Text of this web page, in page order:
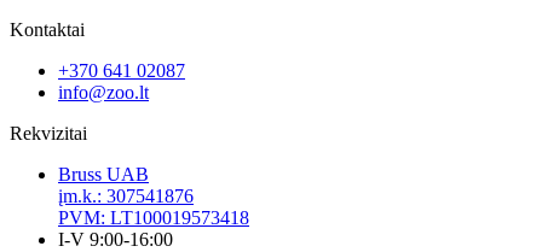
Kontaktai
+370 641 02087
info@zoo.lt
Rekvizitai
Bruss UAB
įm.k.: 307541876
PVM: LT100019573418
I-V 9:00-16:00